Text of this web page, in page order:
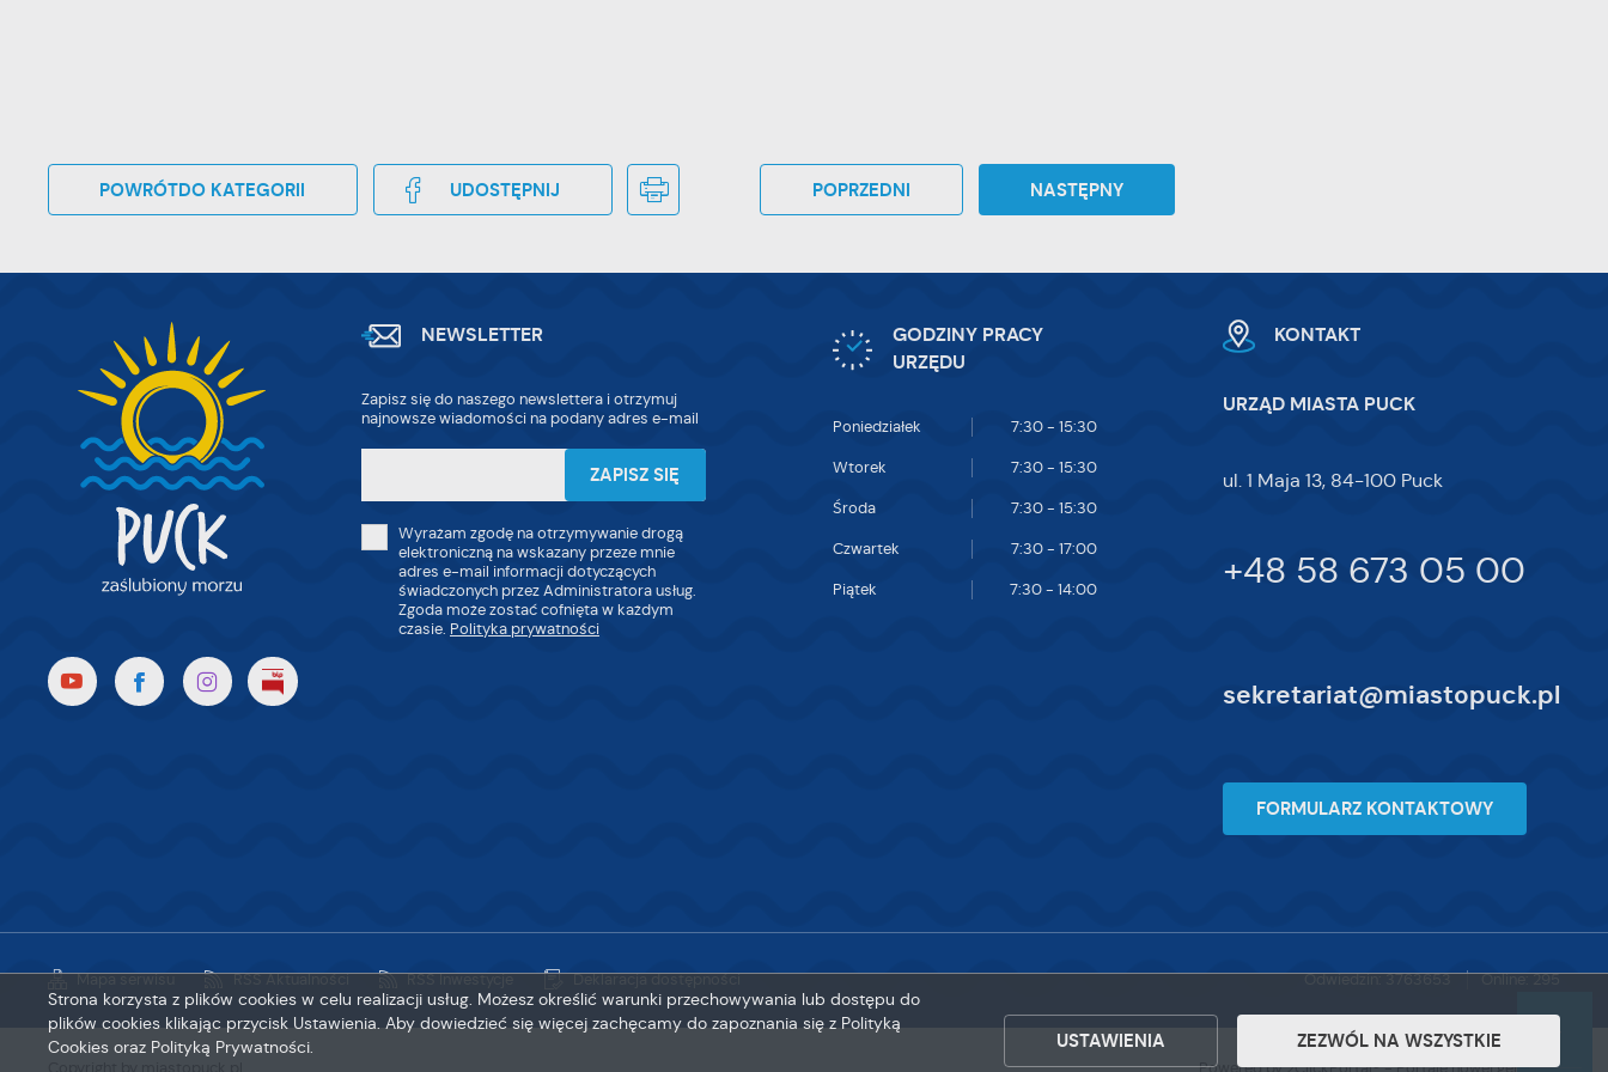
POWRÓTDO KATEGORII UDOSTĘPNIJ POPRZEDNI NASTĘPNY
NEWSLETTER
Zapisz się do naszego newslettera i otrzymuj
najnowsze wiadomości na podany adres e-mail
Wyrażam zgodę na otrzymywanie drogą
elektroniczną na wskazany przeze mnie
adres e-mail informacji dotyczących
świadczonych przez Administratora usług.
Zgoda może zostać cofnięta w każdym
czasie. Polityka prywatności
GODZINY PRACY
URZĘDU
Poniedziałek 7:30 - 15:30
Wtorek 7:30 - 15:30
Środa 7:30 - 15:30
Czwartek 7:30 - 17:00
Piątek 7:30 - 14:00
KONTAKT
URZĄD MIASTA PUCK
ul. 1 Maja 13, 84-100 Puck
+48 58 673 05 00
sekretariat@miastopuck.pl
FORMULARZ KONTAKTOWY
Mapa serwisu RSS Aktualności RSS Inwestycje Deklaracja dostępności Odwiedzin: 3763653 Online: 295
Powered by2ClickPortal®- Portale nowej generacji
Strona korzysta z plików cookies w celu realizacji usług. Możesz określić warunki przechowywania lub dostępu do
plików cookies klikając przycisk Ustawienia. Aby dowiedzieć się więcej zachęcamy do zapoznania się z Polityką
Cookies oraz Polityką Prywatności.
USTAWIENIA ZEZWÓL NA WSZYSTKIE